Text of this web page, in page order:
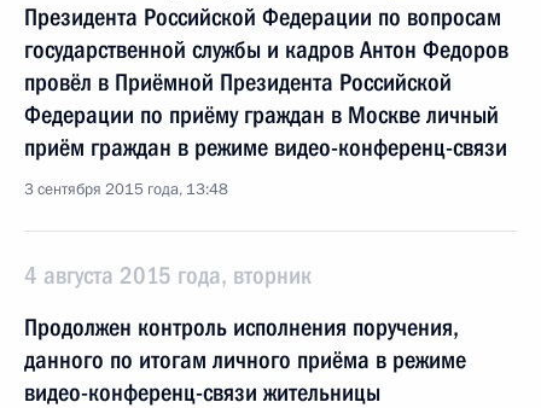
Президента Российской Федерации по вопросам
государственной службы и кадров Антон Федоров
провёл в Приёмной Президента Российской
Федерации по приёму граждан в Москве личный
приём граждан в режиме видео-конференц-связи
3 сентября 2015 года, 13:48
4 августа 2015 года, вторник
Продолжен контроль исполнения поручения,
данного по итогам личного приёма в режиме
видео-конференц-связи жительницы